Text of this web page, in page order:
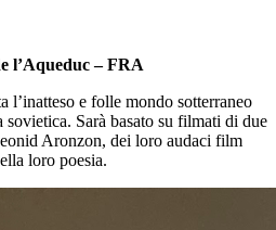
l’Aqueduc – FRA
l’inatteso e folle mondo sotterraneo
Sarà basato su filmati di due
Aronzon, dei loro audaci film
loro poesia.